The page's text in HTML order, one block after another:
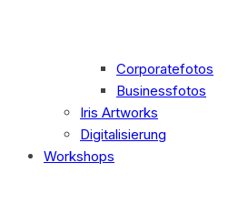
Corporatefotos
Businessfotos
Iris Artworks
Digitalisierung
Workshops